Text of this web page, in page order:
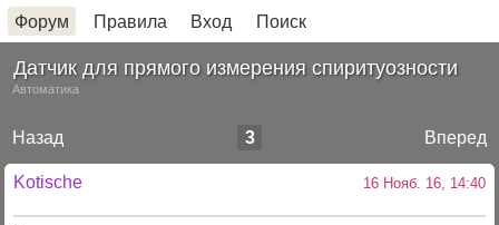
Форум Правила Вход Поиск
Датчик для прямого измерения спиритуозности
Автоматика
Назад Вперед
3
Kotische 16 Нояб. 16, 14:40